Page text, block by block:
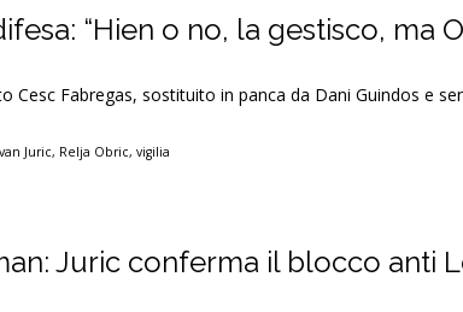
“Hien o no, la gestisco, ma
Cesc Fabregas, sostituito in panca da Dani Guindos e
Juric, Relja Obric,vigilia
Juric conferma il blocco anti